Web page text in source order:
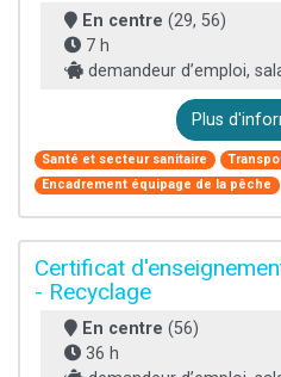
En centre (29, 56)
7 h
demandeur d’emploi,
Plus
Santé et secteur sanitaire
Encadrement équipage de la pêche
Certificat
- Recyclage
En centre (56)
36 h